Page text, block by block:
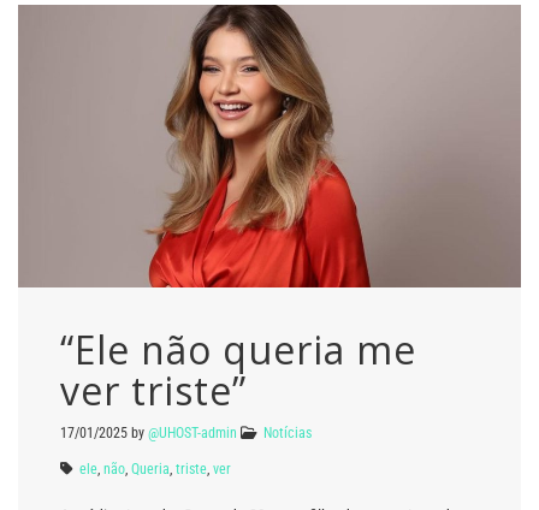
“Ele não queria me
ver triste”
17/01/2025 by @UHOST-admin Notícias
ele não Queria triste ver